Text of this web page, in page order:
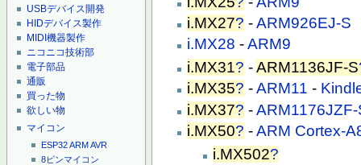
USBデバイス開発
HIDデバイス製作
MIDI機器製作
ニコニコ技術部
電子部品
通販
買った物
欲しい物
マイコン
ESP32ARMAVR
8ピンマイコン
i.MX27? -ARM926EJ-S
i.MX28 -ARM9
i.MX31? -ARM1136JF-S
i.MX35? -ARM11 -
i.MX37? -ARM1176JZF-
i.MX50? -ARM Cortex-
i.MX502?